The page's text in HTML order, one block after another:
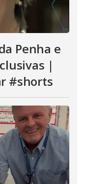
Penha e
|
#shorts